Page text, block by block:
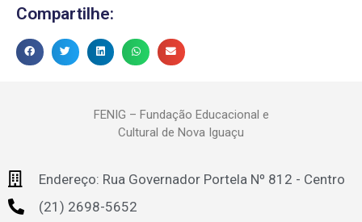
Compartilhe:
FENIG – Fundação Educacional e
Cultural de Nova Iguaçu
Endereço: Rua Governador Portela Nº 812 - Centro
(21) 2698-5652